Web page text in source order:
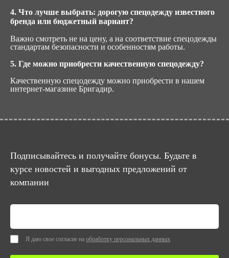
4. Что лучше выбрать: дорогую спецодежду известного
бренда или бюджетный вариант?
Важно смотреть не на цену, а на соответствие спецодежды
стандартам безопасности и особенностям работы.
5. Где можно приобрести качественную спецодежду?
Качественную спецодежду можно приобрести в нашем
интернет-магазине Бригадир.
Подписывайтесь и получайте бонусы. Будьте в
курсе новостей и выгодных предложений от
компании
Я даю свое согласие на обработку персональных данных